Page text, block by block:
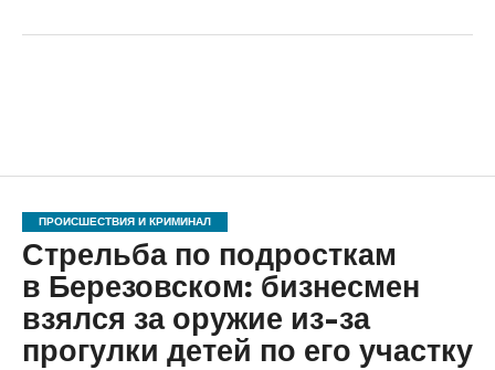
ПРОИСШЕСТВИЯ И КРИМИНАЛ
Стрельба по подросткам
в Березовском: бизнесмен
взялся за оружие из-за
прогулки детей по его участку